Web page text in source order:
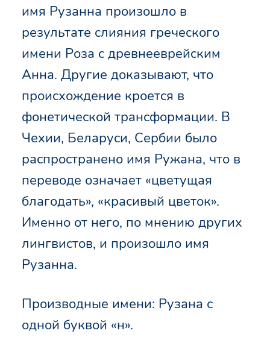
имя Рузанна произошло в
результате слияния греческого
имени Роза с древнееврейским
Анна. Другие доказывают, что
происхождение кроется в
фонетической трансформации. В
Чехии, Беларуси, Сербии было
распространено имя Ружана, что в
переводе означает «цветущая
благодать», «красивый цветок».
Именно от него, по мнению других
лингвистов, и произошло имя
Рузанна.
Производные имени: Рузана с
одной буквой «н».